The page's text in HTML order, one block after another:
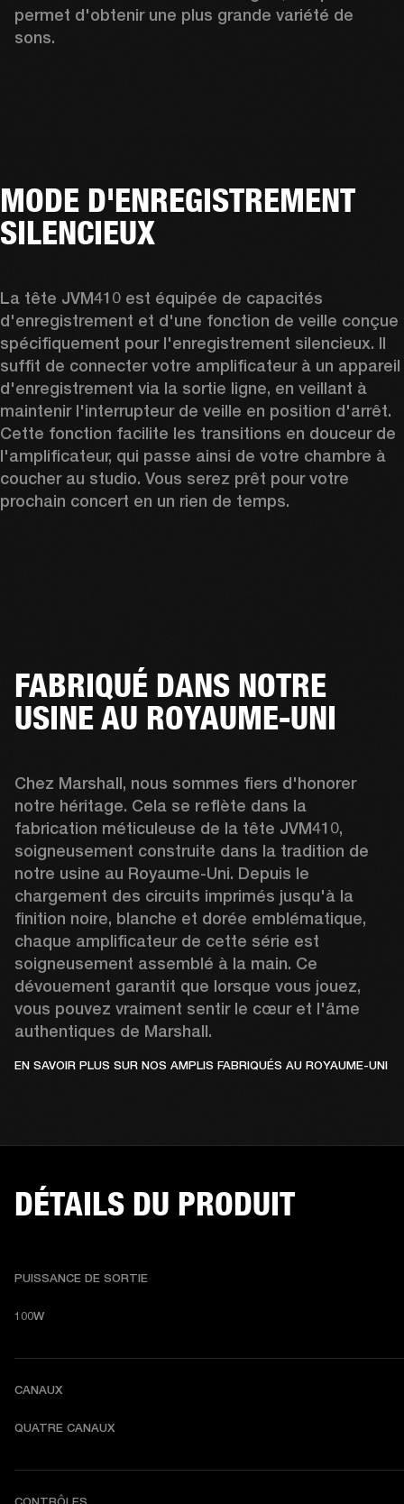
permet d'obtenir une plus grande variété de
sons.
MODE D'ENREGISTREMENT
SILENCIEUX
La tête JVM410 est équipée de capacités
d'enregistrement et d'une fonction de veille conçue
spécifiquement pour l'enregistrement silencieux. Il
suffit de connecter votre amplificateur à un appareil
d'enregistrement via la sortie ligne, en veillant à
maintenir l'interrupteur de veille en position d'arrêt.
Cette fonction facilite les transitions en douceur de
l'amplificateur, qui passe ainsi de votre chambre à
coucher au studio. Vous serez prêt pour votre
prochain concert en un rien de temps.
FABRIQUÉ DANS NOTRE
USINE AU ROYAUME-UNI
Chez Marshall, nous sommes fiers d'honorer
notre héritage. Cela se reflète dans la
fabrication méticuleuse de la tête JVM410,
soigneusement construite dans la tradition de
notre usine au Royaume-Uni. Depuis le
chargement des circuits imprimés jusqu'à la
finition noire, blanche et dorée emblématique,
chaque amplificateur de cette série est
soigneusement assemblé à la main. Ce
dévouement garantit que lorsque vous jouez,
vous pouvez vraiment sentir le cœur et l'âme
authentiques de Marshall.
EN SAVOIR PLUS SUR NOS AMPLIS FABRIQUÉS AU ROYAUME-UNI
DÉTAILS DU PRODUIT
PUISSANCE DE SORTIE
100W
CANAUX
QUATRE CANAUX
CONTRÔLES